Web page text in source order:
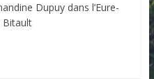
Dupuy dans l’Eure-
Bitault